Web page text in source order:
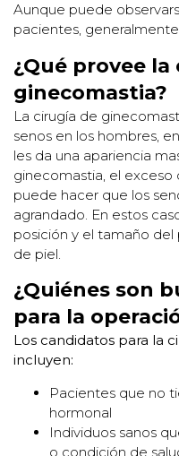
Aunque puede
pacientes,
¿Qué provee
ginecomastia?
La cirugía de
senos en los hombres,
les da una apariencia
ginecomastia, el
puede hacer que los
agrandado. En estos
posición y el tamaño
de piel.
¿Quiénes son
para la
Los candidatos para la
incluyen:
Pacientes que no
hormonal
Individuos sanos
o condición de